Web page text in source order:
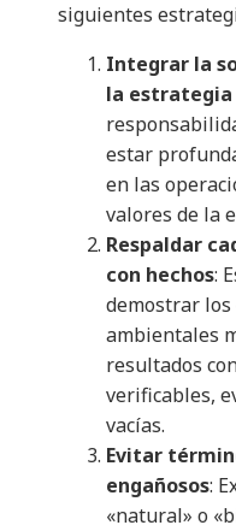
siguientes
Integrar la
la
estar
en las
valores de la
Respaldar
con hechos:
demostrar
ambientales
resultados
verificables,
vacías.​
Evitar
engañosos:
«natural» o